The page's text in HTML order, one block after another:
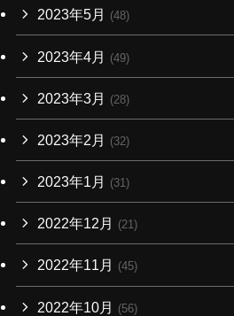
2023年5月 (48)
2023年4月 (49)
2023年3月 (28)
2023年2月 (32)
2023年1月 (31)
2022年12月 (21)
2022年11月 (45)
2022年10月 (56)